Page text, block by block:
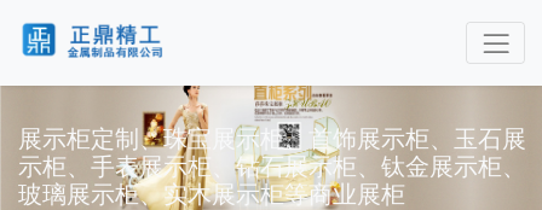
展示柜定制、珠宝展示柜、首饰展示柜、玉石展
示柜、手表展示柜、钻石展示柜、钛金展示柜、
玻璃展示柜、实木展示柜等商业展柜